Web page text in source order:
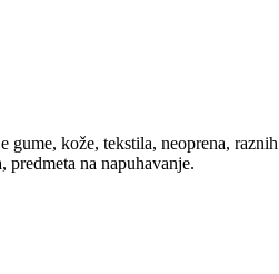
kože, tekstila, neoprena,
na napuhavanje.